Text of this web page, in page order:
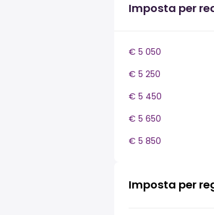
Imposta per
€ 5 050
€ 5 250
€ 5 450
€ 5 650
€ 5 850
Imposta per